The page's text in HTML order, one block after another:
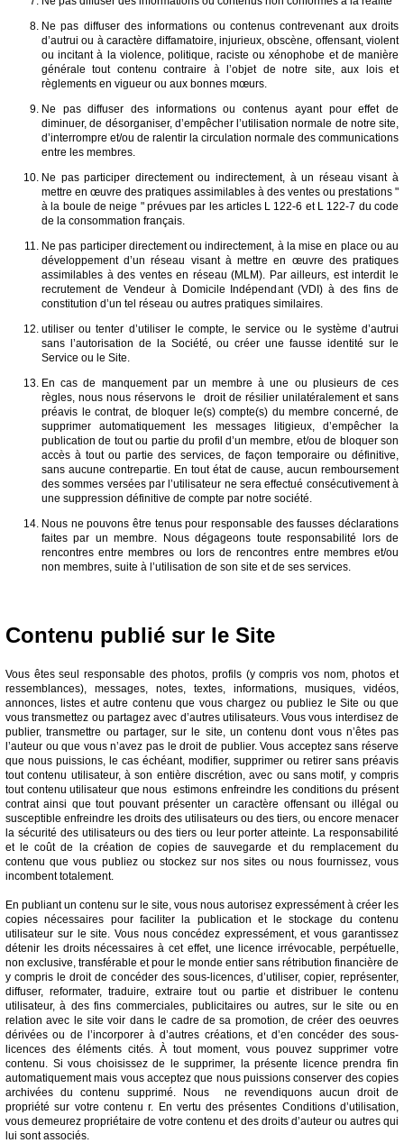
Ne pas diffuser des informations ou contenus contrevenant aux droits
d’autrui ou à caractère diffamatoire, injurieux, obscène, offensant, violent
ou incitant à la violence, politique, raciste ou xénophobe et de manière
générale tout contenu contraire à l’objet de notre site, aux lois et
règlements en vigueur ou aux bonnes mœurs.
Ne pas diffuser des informations ou contenus ayant pour effet de
diminuer, de désorganiser, d’empêcher l’utilisation normale de notre site,
d’interrompre et/ou de ralentir la circulation normale des communications
entre les membres.
Ne pas participer directement ou indirectement, à un réseau visant à
mettre en œuvre des pratiques assimilables à des ventes ou prestations "
à la boule de neige " prévues par les articles L 122-6 et L 122-7 du code
de la consommation français.
Ne pas participer directement ou indirectement, à la mise en place ou au
développement d’un réseau visant à mettre en œuvre des pratiques
assimilables à des ventes en réseau (MLM). Par ailleurs, est interdit le
recrutement de Vendeur à Domicile Indépendant (VDI) à des fins de
constitution d’un tel réseau ou autres pratiques similaires.
utiliser ou tenter d’utiliser le compte, le service ou le système d’autrui
sans l’autorisation de la Société, ou créer une fausse identité sur le
Service ou le Site.
En cas de manquement par un membre à une ou plusieurs de ces
règles, nous nous réservons le droit de résilier unilatéralement et sans
préavis le contrat, de bloquer le(s) compte(s) du membre concerné, de
supprimer automatiquement les messages litigieux, d’empêcher la
publication de tout ou partie du profil d’un membre, et/ou de bloquer son
accès à tout ou partie des services, de façon temporaire ou définitive,
sans aucune contrepartie. En tout état de cause, aucun remboursement
des sommes versées par l’utilisateur ne sera effectué consécutivement à
une suppression définitive de compte par notre société.
Nous ne pouvons être tenus pour responsable des fausses déclarations
faites par un membre. Nous dégageons toute responsabilité lors de
rencontres entre membres ou lors de rencontres entre membres et/ou
non membres, suite à l’utilisation de son site et de ses services.
Contenu publié sur le Site
Vous êtes seul responsable des photos, profils (y compris vos nom, photos et
ressemblances), messages, notes, textes, informations, musiques, vidéos,
annonces, listes et autre contenu que vous chargez ou publiez le Site ou que
vous transmettez ou partagez avec d’autres utilisateurs. Vous vous interdisez de
publier, transmettre ou partager, sur le site, un contenu dont vous n’êtes pas
l’auteur ou que vous n’avez pas le droit de publier. Vous acceptez sans réserve
que nous puissions, le cas échéant, modifier, supprimer ou retirer sans préavis
tout contenu utilisateur, à son entière discrétion, avec ou sans motif, y compris
tout contenu utilisateur que nous estimons enfreindre les conditions du présent
contrat ainsi que tout pouvant présenter un caractère offensant ou illégal ou
susceptible enfreindre les droits des utilisateurs ou des tiers, ou encore menacer
la sécurité des utilisateurs ou des tiers ou leur porter atteinte. La responsabilité
et le coût de la création de copies de sauvegarde et du remplacement du
contenu que vous publiez ou stockez sur nos sites ou nous fournissez, vous
incombent totalement.
En publiant un contenu sur le site, vous nous autorisez expressément à créer les
copies nécessaires pour faciliter la publication et le stockage du contenu
utilisateur sur le site. Vous nous concédez expressément, et vous garantissez
détenir les droits nécessaires à cet effet, une licence irrévocable, perpétuelle,
non exclusive, transférable et pour le monde entier sans rétribution financière de
y compris le droit de concéder des sous-licences, d’utiliser, copier, représenter,
diffuser, reformater, traduire, extraire tout ou partie et distribuer le contenu
utilisateur, à des fins commerciales, publicitaires ou autres, sur le site ou en
relation avec le site voir dans le cadre de sa promotion, de créer des oeuvres
dérivées ou de l’incorporer à d’autres créations, et d’en concéder des sous-
licences des éléments cités. À tout moment, vous pouvez supprimer votre
contenu. Si vous choisissez de le supprimer, la présente licence prendra fin
automatiquement mais vous acceptez que nous puissions conserver des copies
archivées du contenu supprimé. Nous ne revendiquons aucun droit de
propriété sur votre contenu r. En vertu des présentes Conditions d’utilisation,
vous demeurez propriétaire de votre contenu et des droits d’auteur ou autres qui
lui sont associés.